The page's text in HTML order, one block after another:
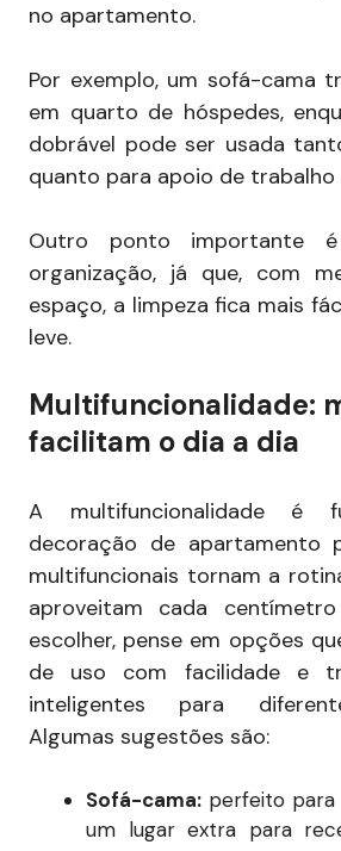
no apartamento.
Por exemplo, um sofá-cama
em quarto de hóspedes,
dobrável pode ser usada
quanto para apoio de trabalho
Outro ponto importante
organização, já que, com
espaço, a limpeza fica mais
leve.
Multifuncionalidade:
facilitam o dia a dia
A multifuncionalidade é
decoração de apartamento
multifuncionais tornam a
aproveitam cada
escolher, pense em opções
de uso com facilidade e
inteligentes para
Algumas sugestões são:
Sofá-cama: perfeito
um lugar extra para